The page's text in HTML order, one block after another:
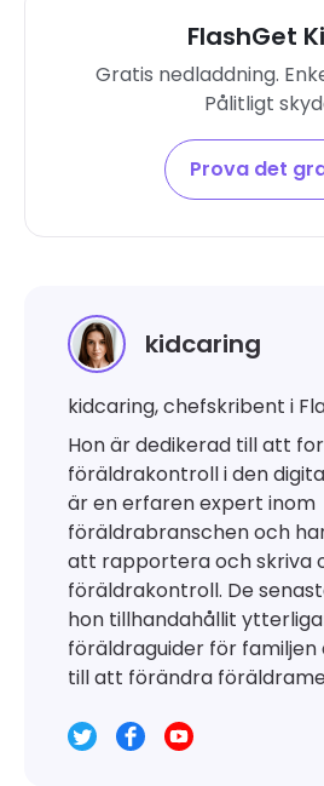
FlashGet
Gratis nedladdning.
Pålitligt
Prova det
kidcaring
kidcaring, chefskribent i
Hon är dedikerad till att
föräldrakontroll i den
är en erfaren expert inom
föräldrabranschen och
att rapportera och skriva
föräldrakontroll. De
hon tillhandahållit
föräldraguider för
till att förändra